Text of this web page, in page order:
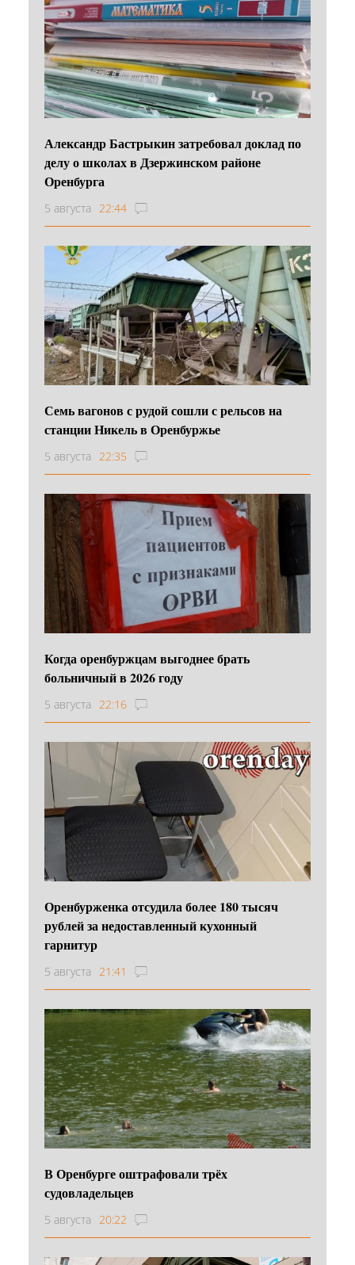
Александр Бастрыкин затребовал доклад по
делу о школах в Дзержинском районе
Оренбурга
5 августа 22:44
Семь вагонов с рудой сошли с рельсов на
станции Никель в Оренбуржье
5 августа 22:35
Когда оренбуржцам выгоднее брать
больничный в 2026 году
5 августа 22:16
Оренбурженка отсудила более 180 тысяч
рублей за недоставленный кухонный
гарнитур
5 августа 21:41
В Оренбурге оштрафовали трёх
судовладельцев
5 августа 20:22